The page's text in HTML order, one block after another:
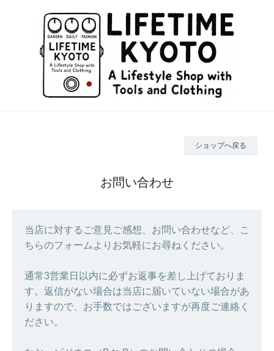
ショップへ戻る
お問い合わせ
当店に対するご意見ご感想、お問い合わせなど、こ
ちらのフォームよりお気軽にお尋ねください。
通常3営業日以内に必ずお返事を差し上げておりま
す。返信がない場合は当店に届いていない場合があ
りますので、お手数ではございますが再度ご連絡く
ださい。